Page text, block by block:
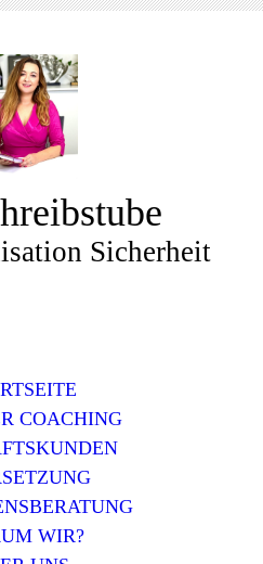
Sicherheit
COACHING
WIR?